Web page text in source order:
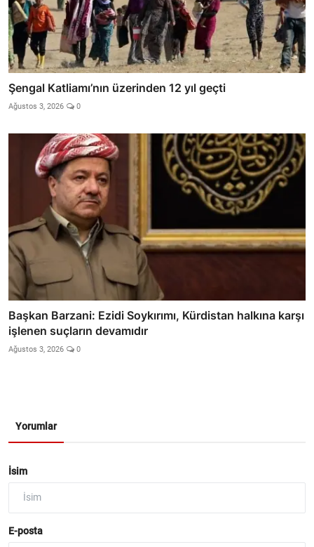
Şengal Katliamı’nın üzerinden 12 yıl geçti
Ağustos 3, 2026 0
Başkan Barzani: Ezidi Soykırımı, Kürdistan halkına karşı
işlenen suçların devamıdır
Ağustos 3, 2026 0
Yorumlar
İsim
E-posta